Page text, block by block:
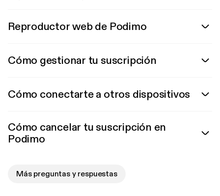
Reproductor web de Podimo
Cómo gestionar tu suscripción
Cómo conectarte a otros dispositivos
Cómo cancelar tu suscripción en
Podimo
Más preguntas y respuestas